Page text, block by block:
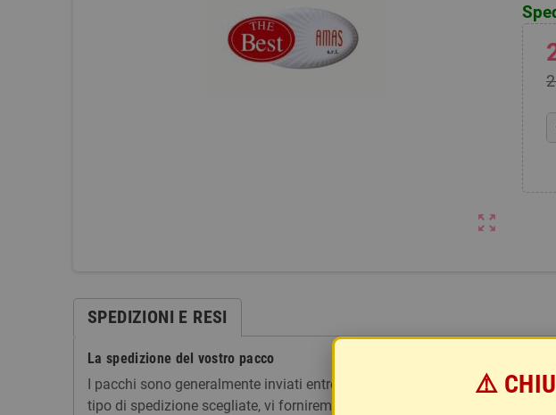
zoom_out_map
SPEDIZIONI E RESI
La spedizione del vostro pacco
I pacchi sono generalmente inviati entro 2 giorni dal ricevimento del
tipo di spedizione scegliate, vi forniremo un link per tracciare il vostro
⚠️